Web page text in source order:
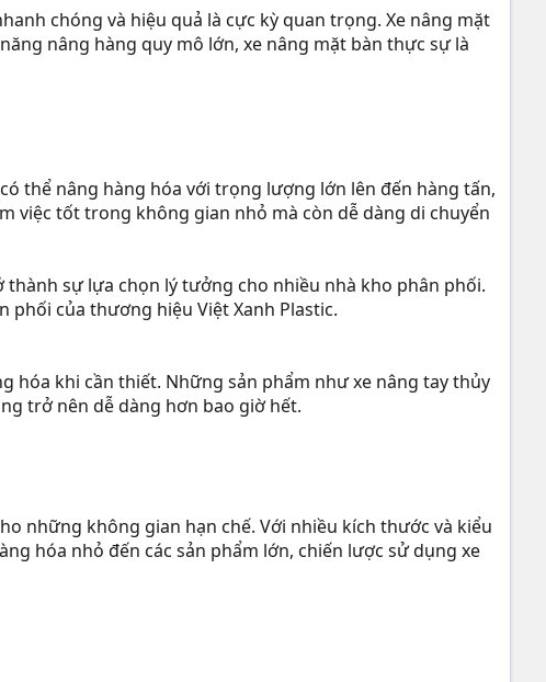
chóng và hiệu quả là cực kỳ quan trọng. Xe nâng mặt
nâng hàng quy mô lớn, xe nâng mặt bàn thực sự là
thể nâng hàng hóa với trọng lượng lớn lên đến hàng tấn,
việc tốt trong không gian nhỏ mà còn dễ dàng di chuyển
sự lựa chọn lý tưởng cho nhiều nhà kho phân phối.
của thương hiệu Việt Xanh Plastic.
hóa khi cần thiết. Những sản phẩm như xe nâng tay thủy
trở nên dễ dàng hơn bao giờ hết.
những không gian hạn chế. Với nhiều kích thước và kiểu
hóa nhỏ đến các sản phẩm lớn, chiến lược sử dụng xe